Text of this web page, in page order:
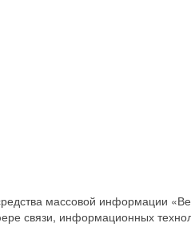
массовой информации
связи, информационных